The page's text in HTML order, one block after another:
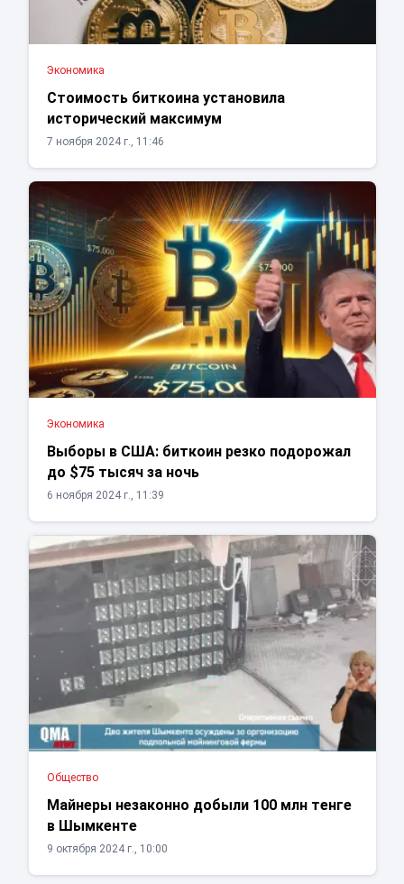
Экономика
Стоимость биткоина установила
исторический максимум
7 ноября 2024 г., 11:46
Экономика
Выборы в США: биткоин резко подорожал
до $75 тысяч за ночь
6 ноября 2024 г., 11:39
Общество
Майнеры незаконно добыли 100 млн тенге
в Шымкенте
9 октября 2024 г., 10:00